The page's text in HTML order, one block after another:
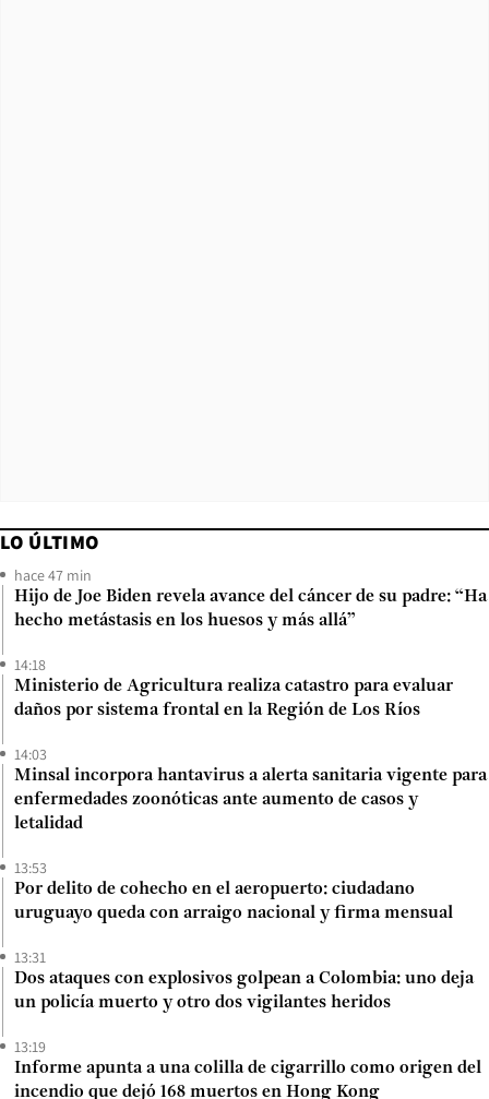
LO ÚLTIMO
hace 47 min
Hijo de Joe Biden revela avance del cáncer de su padre: “Ha
hecho metástasis en los huesos y más allá”
14:18
Ministerio de Agricultura realiza catastro para evaluar
daños por sistema frontal en la Región de Los Ríos
14:03
Minsal incorpora hantavirus a alerta sanitaria vigente para
enfermedades zoonóticas ante aumento de casos y
letalidad
13:53
Por delito de cohecho en el aeropuerto: ciudadano
uruguayo queda con arraigo nacional y firma mensual
13:31
Dos ataques con explosivos golpean a Colombia: uno deja
un policía muerto y otro dos vigilantes heridos
13:19
Informe apunta a una colilla de cigarrillo como origen del
incendio que dejó 168 muertos en Hong Kong